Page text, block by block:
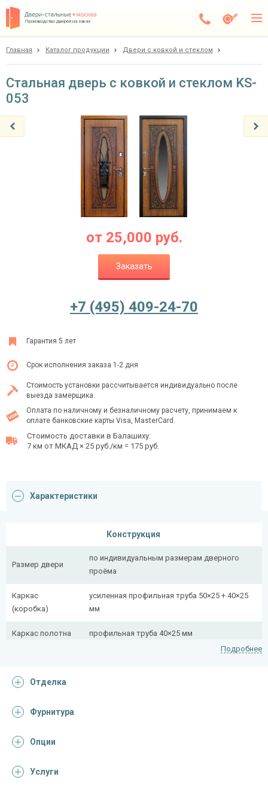
Производство дверей на заказ
Установка
Покупателям
Ежедневно с 08:00 до 24:00
Балашиха
Главная Каталог продукции Двери с ковкой и стеклом
Стальная дверь с ковкой и стеклом KS-
053
от 25,000 руб.
Заказать
+7 (495) 409-24-70
Гарантия 5 лет
Срок исполнения заказа 1-2 дня
Стоимость установки рассчитывается индивидуально после
выезда замерщика.
Оплата по наличному и безналичному расчету, принимаем к
оплате банковские карты Visa, MasterCard.
Стоимость доставки в Балашиху:
7 км от МКАД × 25 руб./км = 175 руб.
Характеристики
Конструкция
Размер двери
по индивидуальным размерам дверного
проёма
Каркас
(коробка)
усиленная профильная труба 50×25 + 40×25
мм
Каркас полотна профильная труба 40×25 мм
Притворная
Ребра жесткости
Подробнее
Отделка
Фурнитура
Опции
Услуги